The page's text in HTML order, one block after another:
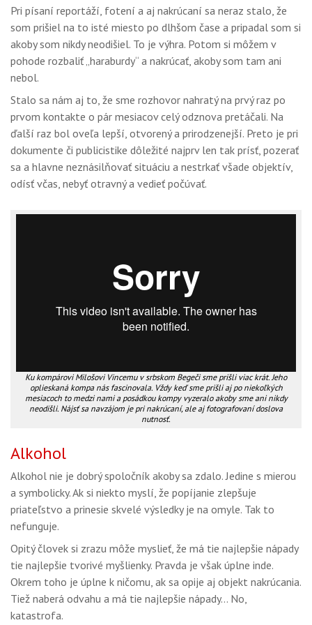
Pri písaní reportáží, fotení a aj nakrúcaní sa neraz stalo, že
som prišiel na to isté miesto po dlhšom čase a pripadal som si
akoby som nikdy neodišiel. To je výhra. Potom si môžem v
pohode rozbaliť „haraburdy“ a nakrúcať, akoby som tam ani
nebol.
Stalo sa nám aj to, že sme rozhovor nahratý na prvý raz po
prvom kontakte o pár mesiacov celý odznova pretáčali. Na
ďalší raz bol oveľa lepší, otvorený a prirodzenejší. Preto je pri
dokumente či publicistike dôležité najprv len tak prísť, pozerať
sa a hlavne neznásilňovať situáciu a nestrkať všade objektív,
odísť včas, nebyť otravný a vedieť počúvať.
Ku kompárovi Milošovi Vincemu v srbskom Begeči sme prišli viac krát. Jeho
oplieskaná kompa nás fascinovala. Vždy keď sme prišli aj po niekoľkých
mesiacoch to medzi nami a posádkou kompy vyzeralo akoby sme ani nikdy
neodišli. Nájsť sa navzájom je pri nakrúcaní, ale aj fotografovaní doslova
nutnosť.
Alkohol
Alkohol nie je dobrý spoločník akoby sa zdalo. Jedine s mierou
a symbolicky. Ak si niekto myslí, že popíjanie zlepšuje
priateľstvo a prinesie skvelé výsledky je na omyle. Tak to
nefunguje.
Opitý človek si zrazu môže myslieť, že má tie najlepšie nápady
tie najlepšie tvorivé myšlienky. Pravda je však úplne inde.
Okrem toho je úplne k ničomu, ak sa opije aj objekt nakrúcania.
Tiež naberá odvahu a má tie najlepšie nápady... No,
katastrofa.